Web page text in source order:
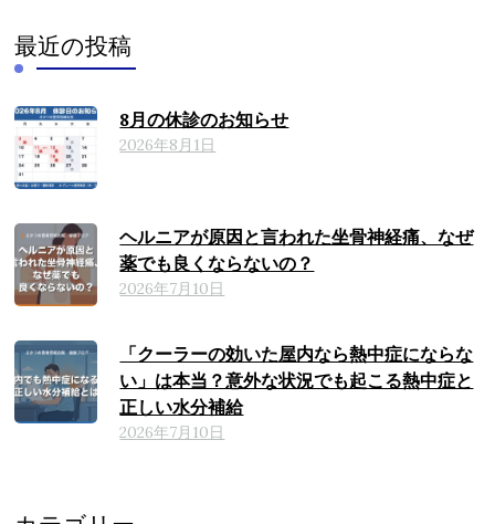
ー
シ
ン
最近の投稿
8月の休診のお知らせ
2026年8月1日
ヘルニアが原因と言われた坐骨神経痛、なぜ
薬でも良くならないの？
2026年7月10日
「クーラーの効いた屋内なら熱中症にならな
い」は本当？意外な状況でも起こる熱中症と
正しい水分補給
2026年7月10日